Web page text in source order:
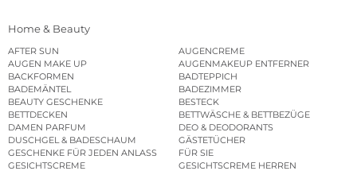
Home & Beauty
AFTER SUN
AUGENCREME
AUGEN MAKE UP
AUGENMAKEUP ENTFERNER
BACKFORMEN
BADTEPPICH
BADEMÄNTEL
BADEZIMMER
BEAUTY GESCHENKE
BESTECK
BETTDECKEN
BETTWÄSCHE & BETTBEZÜGE
DAMEN PARFUM
DEO & DEODORANTS
DUSCHGEL & BADESCHAUM
GÄSTETÜCHER
GESCHENKE FÜR JEDEN ANLASS
FÜR SIE
GESICHTSCREME
GESICHTSCREME HERREN